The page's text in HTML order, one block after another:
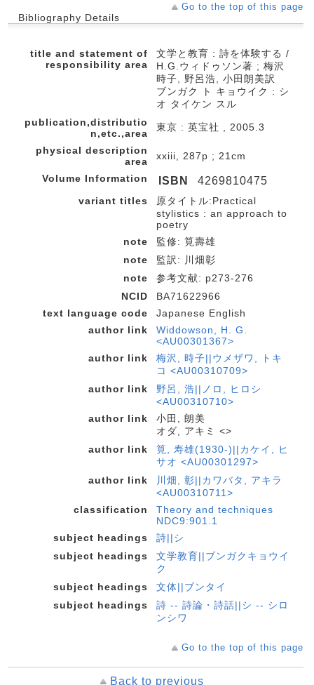
Go to the top of this page
Bibliography Details
title and statement of
responsibility area
文学と教育 : 詩を体験する /
H.G.ウィドゥソン著 ; 梅沢
時子, 野呂浩, 小田朗美訳
ブンガク ト キョウイク : シ
オ タイケン スル
publication,distributio
n,etc.,area
東京 : 英宝社 , 2005.3
physical description
area
xxiii, 287p ; 21cm
Volume Information
ISBN 4269810475
variant titles
原タイトル:Practical
stylistics : an approach to
poetry
note
監修: 筧壽雄
note
監訳: 川畑彰
note
参考文献: p273-276
NCID
BA71622966
text language code
Japanese English
author link
Widdowson, H. G.
<AU00301367>
author link
梅沢, 時子||ウメザワ, トキ
コ <AU00310709>
author link
野呂, 浩||ノロ, ヒロシ
<AU00310710>
author link
小田, 朗美
オダ, アキミ <>
author link
筧, 寿雄(1930-)||カケイ, ヒ
サオ <AU00301297>
author link
川畑, 彰||カワバタ, アキラ
<AU00310711>
classification
Theory and techniques
NDC9:901.1
subject headings
詩||シ
subject headings
文学教育||ブンガクキョウイ
ク
subject headings
文体||ブンタイ
subject headings
詩 -- 詩論・詩話||シ -- シロ
ンシワ
Go to the top of this page
Back to previous